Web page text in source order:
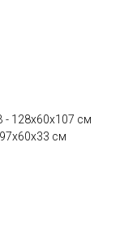
128х60х107 см
см